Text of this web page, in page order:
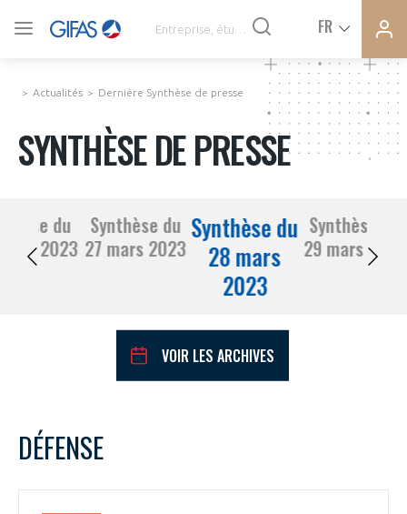
FR
SYNTHÈSE DE PRESSE
COMMUNIQUÉS DE PRESSE
PRÉSENTATION
Actualités Dernière Synthèse de presse
SYNTHÈSE DE PRESSE
du
24 mars 2023
Synthèse du
27 mars 2023
Synthèse du
28 mars
2023
Synthèse du
29 mars 2023
VOIR LES ARCHIVES
1 2 3 4
5
DÉFENSE
VOUS ÊTES ADHÉRENTS
PAS ENCORE ADHÉRENT ?
Rejoignez une filière d’excellence et développez
DEMANDE D’ADHÉSION
Avez-vous un statut de droit français ?